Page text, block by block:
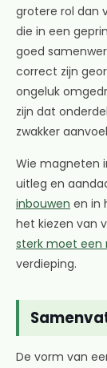
grotere rol dan
die in een
goed
correct zijn
ongeluk
zijn dat
zwakker
Wie magneten
uitleg en
inbouwen en in
het kiezen van
sterk moet een
verdieping.
De vorm van